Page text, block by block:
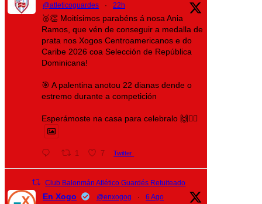
@atleticoguardes · 22h
🥈👏 Moitísimos parabéns á nosa Ania
Ramos, que vén de conseguir a medalla de
prata nos Xogos Centroamericanos e do
Caribe 2026 coa Selección de República
Dominicana!
🎯 A palentina anotou 22 dianas dende o
estremo durante a competición
Esperámoste na casa para celebralo 🙌❤️‍🔥
1 7 Twitter
Club Balonmán Atlético Guardés Retuiteado
En Xogo @enxogog · 6 Ago